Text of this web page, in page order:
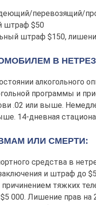
перевозящий/
штраф $50
штраф $150,
В
алкогольного
программы и
.02 или выше.
14-дневная
ИЛИ СМЕРТИ:
средства в
и штраф до
тяжких
000. Лишение прав на